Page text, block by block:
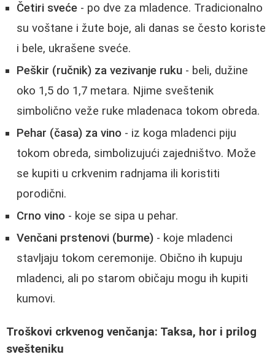
Četiri sveće - po dve za mladence. Tradicionalno
su voštane i žute boje, ali danas se često koriste
i bele, ukrašene sveće.
Peškir (ručnik) za vezivanje ruku - beli, dužine
oko 1,5 do 1,7 metara. Njime sveštenik
simbolično veže ruke mladenaca tokom obreda.
Pehar (časa) za vino - iz koga mladenci piju
tokom obreda, simbolizujući zajedništvo. Može
se kupiti u crkvenim radnjama ili koristiti
porodični.
Crno vino - koje se sipa u pehar.
Venčani prstenovi (burme) - koje mladenci
stavljaju tokom ceremonije. Obično ih kupuju
mladenci, ali po starom običaju mogu ih kupiti
kumovi.
Troškovi crkvenog venčanja: Taksa, hor i prilog
svešteniku